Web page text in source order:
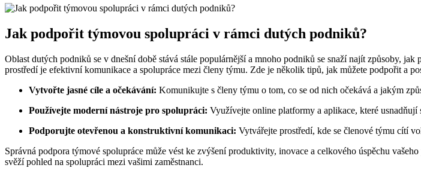
Jak podpořit týmovou spolupráci v rámci dutých podniků?
Oblast dutých podniků se v dnešní době stává stále populárnější a mnoho podniků se snaží najít způsoby,
prostředí je efektivní komunikace a spolupráce mezi členy týmu. Zde je několik tipů, jak můžete podpořit a
Vytvořte jasné cíle a očekávání: Komunikujte s členy týmu o tom, co se od nich očekává a jakým
Používejte moderní nástroje pro spolupráci: Využívejte online platformy a aplikace, které
Podporujte otevřenou a konstruktivní komunikaci: Vytvářejte prostředí, kde se členové týmu cítí
Správná podpora týmové spolupráce může vést ke zvýšení produktivity, inovace a celkového úspěchu
svěží pohled na spolupráci mezi vašimi zaměstnanci.